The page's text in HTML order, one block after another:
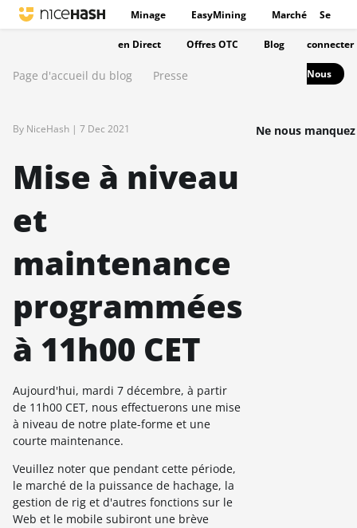
Minage EasyMining Marché
en Direct Offres OTC Blog
Se
connecter
Nous
Page d'accueil du blog Presse
By NiceHash | 7 Dec 2021
Mise à niveau
et
maintenance
programmées
à 11h00 CET
Aujourd'hui, mardi 7 décembre, à partir
de 11h00 CET, nous effectuerons une mise
à niveau de notre plate-forme et une
courte maintenance.
Veuillez noter que pendant cette période,
le marché de la puissance de hachage, la
gestion de rig et d'autres fonctions sur le
Web et le mobile subiront une brève
Ne nous